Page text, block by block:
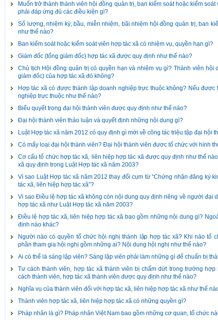
Muốn trở thành thành viên hội đồng quản trị, ban kiểm soát hoặc kiểm
phải đáp ứng đủ các điều kiện gì?
Số lượng, nhiệm kỳ; bầu, miễn nhiệm, bãi nhiệm hội đồng quản trị, ban
như thế nào?
Ban kiểm soát hoặc kiểm soát viên hợp tác xã có nhiệm vụ, quyền hạn gì?
Giám đốc (tổng giám đốc) hợp tác xã được quy định như thế nào?
Chủ tịch Hội đồng quản trị có quyền hạn và nhiệm vụ gì? Thành viên hội
giám đốc) của hợp tác xã đó không?
Hợp tác xã có được thành lập doanh nghiệp trực thuộc không? Nếu
nghiệp trực thuộc như thế nào?
Biểu quyết trong đại hội thành viên được quy định như thế nào?
Đại hội thành viên thảo luận và quyết định những nội dung gì?
Luật Hợp tác xã năm 2012 có quy định gì mới về công tác triệu tập đại hội
Có mấy loại đại hội thành viên? Đại hội thành viên được tổ chức với hình
Cơ cấu tổ chức hợp tác xã, liên hiệp hợp tác xã được quy định như thế
xã quy định trong Luật Hợp tác xã năm 2003?
Vì sao Luật Hợp tác xã năm 2012 thay đổi cụm từ “Chứng nhận đăng ký
tác xã, liên hiệp hợp tác xã”?
Vì sao Điều lệ hợp tác xã không còn nội dung quy định riêng về người đại
hợp tác xã như Luật Hợp tác xã năm 2003?
Điều lệ hợp tác xã, liên hiệp hợp tác xã bao gồm những nội dung gì?
định nào khác?
Người nào có quyền tổ chức hội nghị thành lập hợp tác xã? Khi nào tổ
phần tham gia hội nghị gồm những ai? Nội dung hội nghị như thế nào?
Ai có thể là sáng lập viên? Sáng lập viên phải làm những gì để chuẩn bị
Tư cách thành viên, hợp tác xã thành viên bị chấm dứt trong trường
cách thành viên, hợp tác xã thành viên được quy định như thế nào?
Nghĩa vụ của thành viên đối với hợp tác xã, liên hiệp hợp tác xã như thế
Thành viên hợp tác xã, liên hiệp hợp tác xã có những quyền gì?
Pháp nhân là gì? Pháp nhân Việt Nam bao gồm những cơ quan, tổ chức